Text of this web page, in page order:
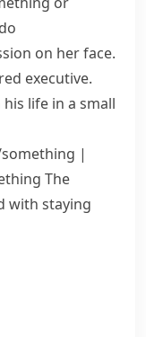
on her face.
executive.
life in a small
|
The
with staying